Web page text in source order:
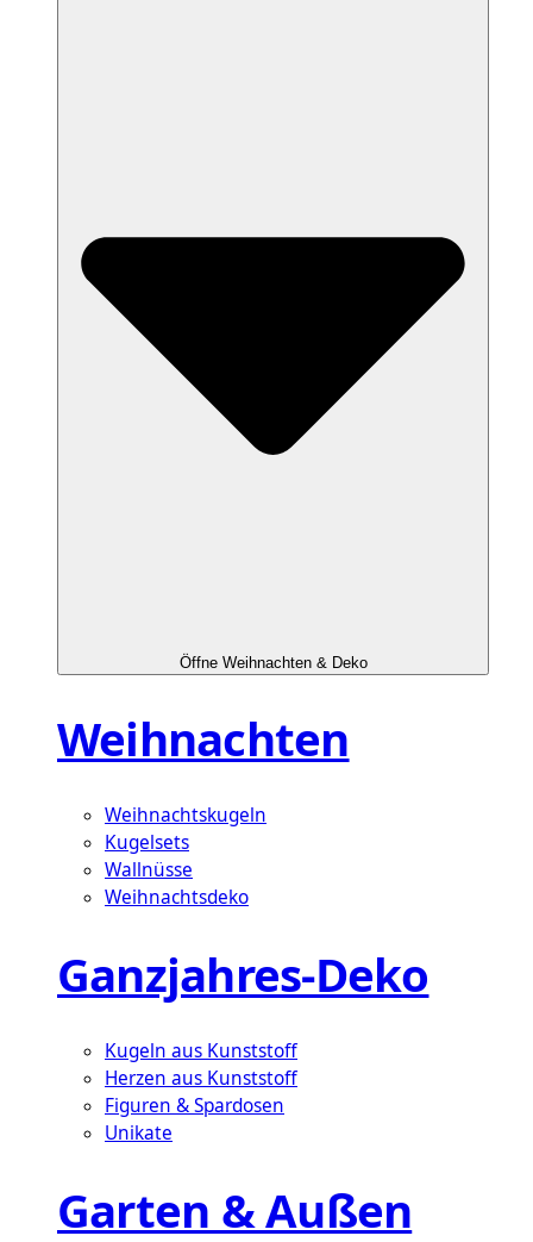
Öffne Weihnachten & Deko
Weihnachten
Weihnachtskugeln
Kugelsets
Wallnüsse
Weihnachtsdeko
Ganzjahres-Deko
Kugeln aus Kunststoff
Herzen aus Kunststoff
Figuren & Spardosen
Unikate
Garten & Außen